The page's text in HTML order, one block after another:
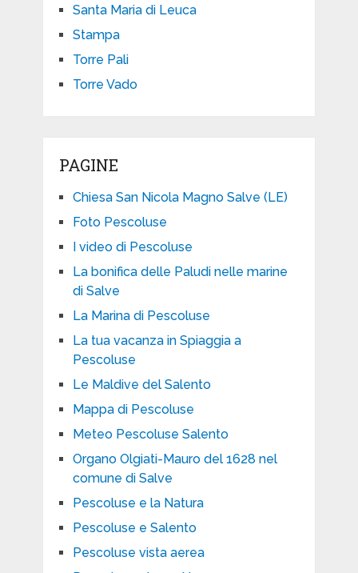
Santa Maria di Leuca
Stampa
Torre Pali
Torre Vado
PAGINE
Chiesa San Nicola Magno Salve (LE)
Foto Pescoluse
I video di Pescoluse
La bonifica delle Paludi nelle marine
di Salve
La Marina di Pescoluse
La tua vacanza in Spiaggia a
Pescoluse
Le Maldive del Salento
Mappa di Pescoluse
Meteo Pescoluse Salento
Organo Olgiati-Mauro del 1628 nel
comune di Salve
Pescoluse e la Natura
Pescoluse e Salento
Pescoluse vista aerea